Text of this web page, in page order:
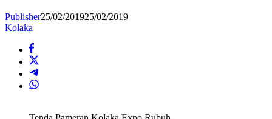
Puting
Publisher25/02/201925/02/2019
Kolaka